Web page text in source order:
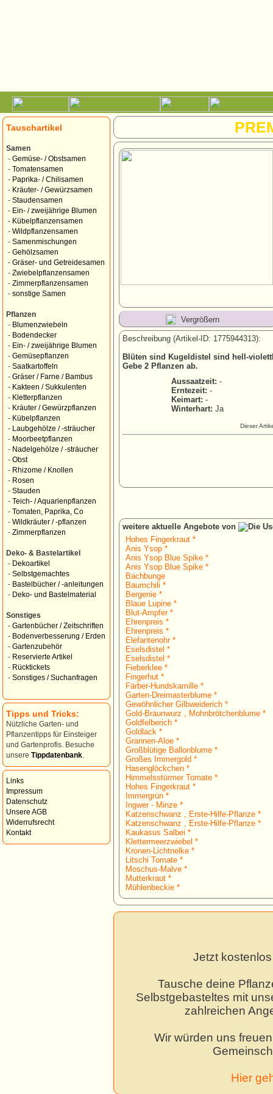
Tauschartikel
Samen
- Gemüse- / Obstsamen
- Tomatensamen
- Paprika- / Chilisamen
- Kräuter- / Gewürzsamen
- Staudensamen
- Ein- / zweijährige Blumen
- Kübelpflanzensamen
- Wildpflanzensamen
- Samenmischungen
- Gehölzsamen
- Gräser- und Getreidesamen
- Zwiebelpflanzensamen
- Zimmerpflanzensamen
- sonstige Samen
Pflanzen
- Blumenzwiebeln
- Bodendecker
- Ein- / zweijährige Blumen
- Gemüsepflanzen
- Saatkartoffeln
- Gräser / Farne / Bambus
- Kakteen / Sukkulenten
- Kletterpflanzen
- Kräuter / Gewürzpflanzen
- Kübelpflanzen
-
Laubgehölze / -sträucher
- Moorbeetpflanzen
- Nadelgehölze / -sträucher
- Obst
- Rhizome / Knollen
- Rosen
- Stauden
- Teich- / Aquarienpflanzen
- Tomaten, Paprika, Co
- Wildkräuter / -pflanzen
- Zimmerpflanzen
Deko- & Bastelartikel
- Dekoartikel
- Selbstgemachtes
- Bastelbücher / -anleitungen
- Deko- und Bastelmaterial
Sonstiges
- Gartenbücher / Zeitschriften
- Bodenverbesserung / Erden
- Gartenzubehör
- Reservierte Artikel
- Rücktickets
- Sonstiges / Suchanfragen
Tipps und Tricks:
Nützliche Garten- und
Pflanzentipps für Einsteiger
und Gartenprofis. Besuche
unsere Tippdatenbank
Links
Impressum
Datenschutz
Unsere AGB
Widerrufsrecht
Kontakt
Vergrößern
Beschreibung (Artikel-ID: 1775944313):
Blüten sind Kugeldistel sind hell-
Gebe 2 Pflanzen ab.
Aussaatzeit: -
Erntezeit: -
Keimart: -
Winterhart: Ja
Dieser
weitere aktuelle Angebote von
Hohes Fingerkraut *
Anis Ysop *
Anis Ysop Blue Spike *
Anis Ysop Blue Spike *
Bachbunge
Baumchili *
Bergenie *
Blaue Lupine *
Blut-Ampfer *
Ehrenpreis *
Ehrenpreis *
Elefantenohr *
Eselsdistel *
Eselsdistel *
Fieberklee *
Fingerhut *
Färber-Hundskamille *
Garten-Dreimasterblume *
Gewöhnlicher Gilbweiderich *
Gold-Braunwurz , Mohnbrötchenblume *
Goldfelberich *
Goldlack *
Grannen-Aloe *
Großblütige Ballonblume *
Großes Immergold *
Hasenglöckchen *
Himmelsstürmer Tomate *
Hohes Fingerkraut *
Immergrün *
Ingwer - Minze *
Katzenschwanz , Erste-Hilfe-Pflanze *
Katzenschwanz , Erste-Hilfe-Pflanze *
Kaukasus Salbei *
Klettermeerzwiebel *
Kronen-Lichtnelke *
Litschi Tomate *
Moschus-Malve *
Mutterkraut *
Mühlenbeckie *
Jetzt
Tausche deine
Selbstgebasteltes mit
zahlreichen
Wir würden uns
Hier